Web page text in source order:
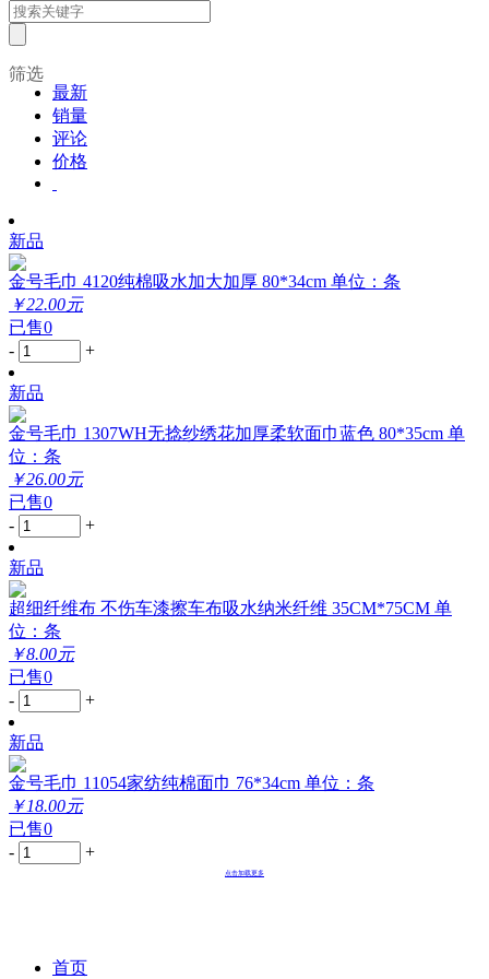
筛选
最新
销量
评论
价格
新品
金号毛巾 4120纯棉吸水加大加厚 80*34cm 单位：条
￥22.00元
已售0
-
+
新品
金号毛巾 1307WH无捻纱绣花加厚柔软面巾蓝色 80*35cm 单
位：条
￥26.00元
已售0
-
+
新品
超细纤维布 不伤车漆擦车布吸水纳米纤维 35CM*75CM 单
位：条
￥8.00元
已售0
-
+
新品
金号毛巾 11054家纺纯棉面巾 76*34cm 单位：条
￥18.00元
已售0
-
+
点击加载更多
首页